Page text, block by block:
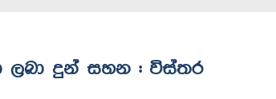
ලබා දුන් සහන : විස්තර